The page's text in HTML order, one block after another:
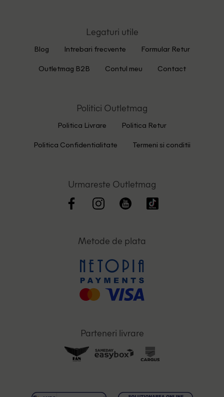
Legaturi utile
Blog Intrebari frecvente Formular Retur
Outletmag B2B Contul meu Contact
Politici Outletmag
Politica Livrare Politica Retur
Politica Confidentialitate Termeni si conditii
Urmareste Outletmag
Metode de plata
Parteneri livrare